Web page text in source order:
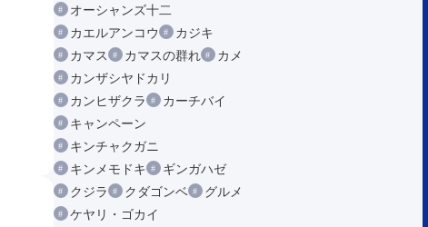
オーシャンズ十二
カエルアンコウ
カジキ
カマス
カマスの群れ
カメ
カンザシヤドカリ
カンヒザクラ
カーチバイ
キャンペーン
キンチャクガニ
キンメモドキ
ギンガハゼ
クジラ
クダゴンベ
グルメ
ケヤリ・ゴカイ